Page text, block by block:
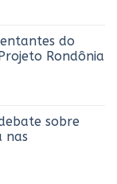
do
Rondônia
sobre
nas